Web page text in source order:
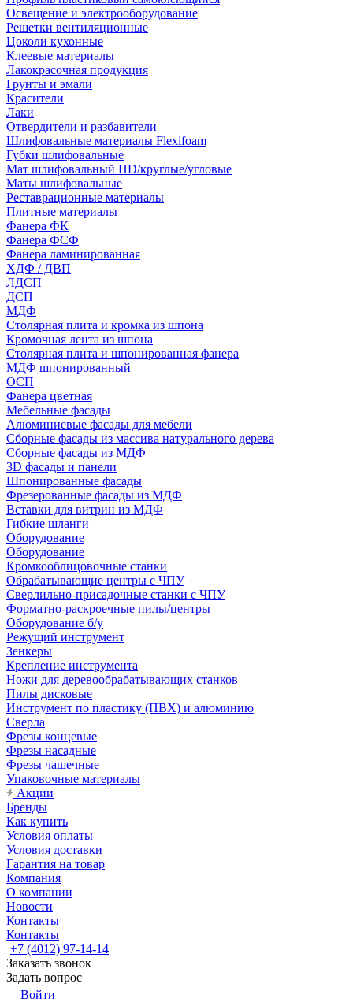
Освещение и электрооборудование
Решетки вентиляционные
Цоколи кухонные
Клеевые материалы
Лакокрасочная продукция
Грунты и эмали
Красители
Лаки
Отвердители и разбавители
Шлифовальные материалы Flexifoam
Губки шлифовальные
Мат шлифовальный HD/круглые/угловые
Маты шлифовальные
Реставрационные материалы
Плитные материалы
Фанера ФК
Фанера ФСФ
Фанера ламинированная
ХДФ / ДВП
ЛДСП
ДСП
МДФ
Столярная плита и кромка из шпона
Кромочная лента из шпона
Столярная плита и шпонированная фанера
МДФ шпонированный
ОСП
Фанера цветная
Мебельные фасады
Алюминиевые фасады для мебели
Сборные фасады из массива натурального дерева
Сборные фасады из МДФ
3D фасады и панели
Шпонированные фасады
Фрезерованные фасады из МДФ
Вставки для витрин из МДФ
Гибкие шланги
Оборудование
Оборудование
Кромкооблицовочные станки
Обрабатывающие центры с ЧПУ
Сверлильно-присадочные станки с ЧПУ
Форматно-раскроечные пилы/центры
Оборудование б/у
Режущий инструмент
Зенкеры
Крепление инструмента
Ножи для деревообрабатывающих станков
Пилы дисковые
Инструмент по пластику (ПВХ) и алюминию
Сверла
Фрезы концевые
Фрезы насадные
Фрезы чашечные
Упаковочные материалы
Акции
Бренды
Как купить
Условия оплаты
Условия доставки
Гарантия на товар
Компания
О компании
Новости
Контакты
Контакты
+7 (4012) 97-14-14
Заказать звонок
Задать вопрос
Войти